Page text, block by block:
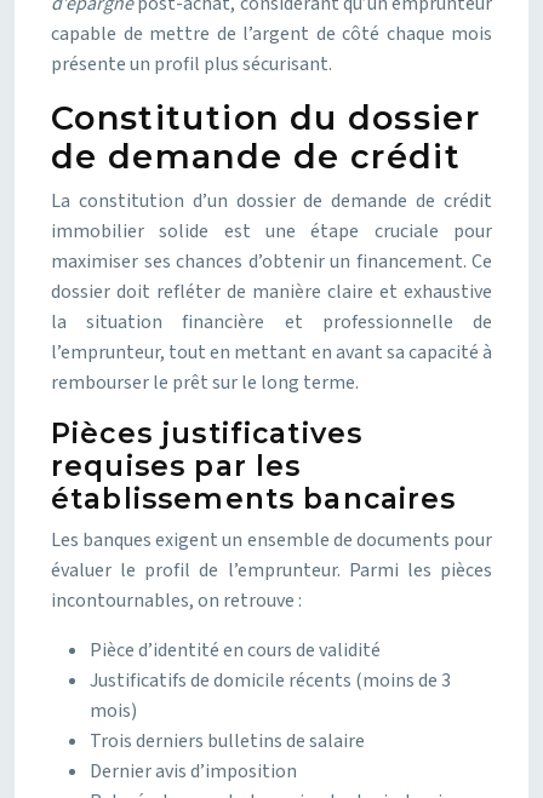
capable de mettre de l’argent de côté chaque mois
présente un profil plus sécurisant.
Constitution du dossier
de demande de crédit
La constitution d’un dossier de demande de crédit
immobilier solide est une étape cruciale pour
maximiser ses chances d’obtenir un financement. Ce
dossier doit refléter de manière claire et exhaustive
la situation financière et professionnelle de
l’emprunteur, tout en mettant en avant sa capacité à
rembourser le prêt sur le long terme.
Pièces justificatives
requises par les
établissements bancaires
Les banques exigent un ensemble de documents pour
évaluer le profil de l’emprunteur. Parmi les pièces
incontournables, on retrouve :
Pièce d’identité en cours de validité
Justificatifs de domicile récents (moins de 3
mois)
Trois derniers bulletins de salaire
Dernier avis d’imposition